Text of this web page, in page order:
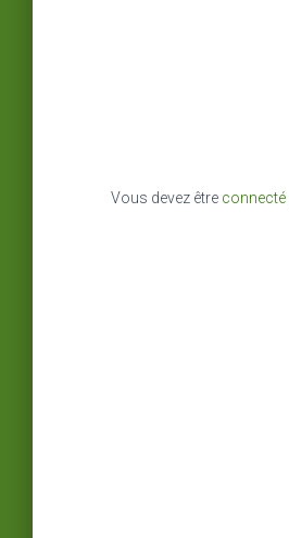
Vous devez être connecté